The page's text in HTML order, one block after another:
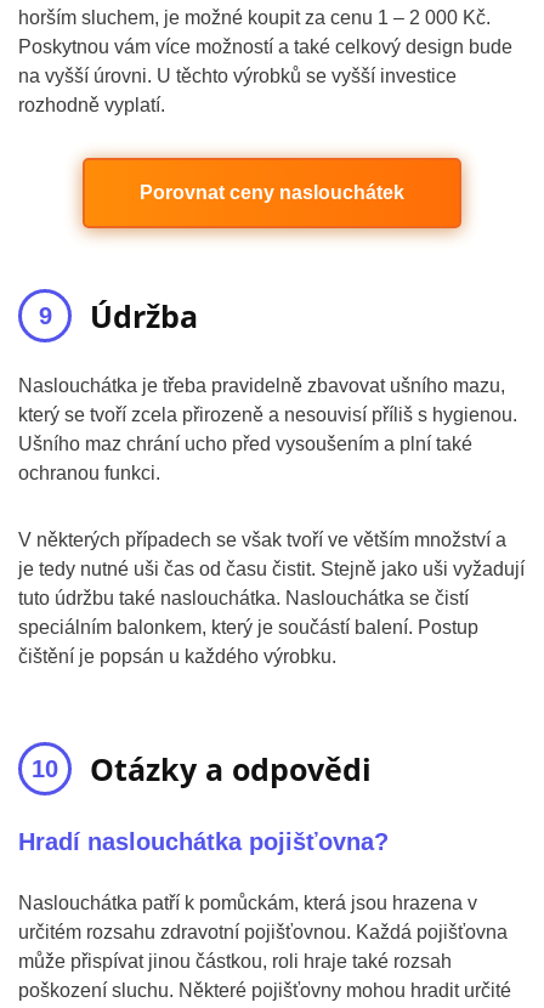
horším sluchem, je možné koupit za cenu 1 – 2 000 Kč.
Poskytnou vám více možností a také celkový design bude
na vyšší úrovni. U těchto výrobků se vyšší investice
rozhodně vyplatí.
Porovnat ceny naslouchátek
Údržba
Naslouchátka je třeba pravidelně zbavovat ušního mazu,
který se tvoří zcela přirozeně a nesouvisí příliš s hygienou.
Ušního maz chrání ucho před vysoušením a plní také
ochranou funkci.
V některých případech se však tvoří ve větším množství a
je tedy nutné uši čas od času čistit. Stejně jako uši vyžadují
tuto údržbu také naslouchátka. Naslouchátka se čistí
speciálním balonkem, který je součástí balení. Postup
čištění je popsán u každého výrobku.
Otázky a odpovědi
Hradí naslouchátka pojišťovna?
Naslouchátka patří k pomůckám, která jsou hrazena v
určitém rozsahu zdravotní pojišťovnou. Každá pojišťovna
může přispívat jinou částkou, roli hraje také rozsah
poškození sluchu. Některé pojišťovny mohou hradit určité